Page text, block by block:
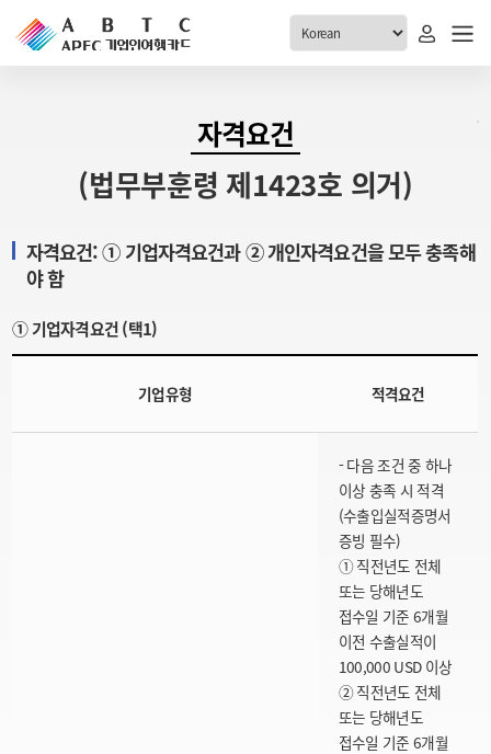
ABTC 전체메뉴
ABTC 제도 소개
발급 자격요건
재발급 안내
발급현황
자격요건
(법무부훈령 제1423호 의거)
자격요건: ① 기업자격요건과 ② 개인자격요건을 모두 충족해
야 함
① 기업자격요건 (택1)
기업유형 적격요건
- 다음 조건 중 하나
이상 충족 시 적격
(수출입실적증명서
증빙 필수)
① 직전년도 전체
또는 당해년도
접수일 기준 6개월
이전 수출실적이
100,000 USD 이상
② 직전년도 전체
또는 당해년도
접수일 기준 6개월